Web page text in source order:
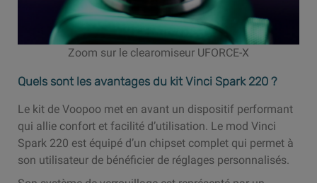
Zoom sur le clearomiseur UFORCE-X
Quels sont les avantages du kit Vinci Spark 220 ?
Le kit de Voopoo met en avant un dispositif performant
qui allie confort et facilité d’utilisation. Le mod Vinci
Spark 220 est équipé d’un chipset complet qui permet à
son utilisateur de bénéficier de réglages personnalisés.